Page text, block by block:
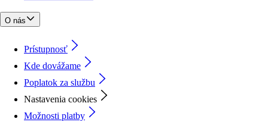
O nás
Prístupnosť
Kde dovážame
Poplatok za službu
Nastavenia cookies
Možnosti platby